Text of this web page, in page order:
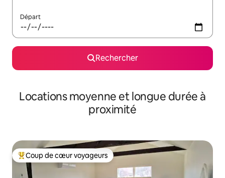
Départ
Rechercher
Locations moyenne et longue durée à
proximité
Coups de cœur voyageurs les plus appréciés
Coup de cœur voyageurs